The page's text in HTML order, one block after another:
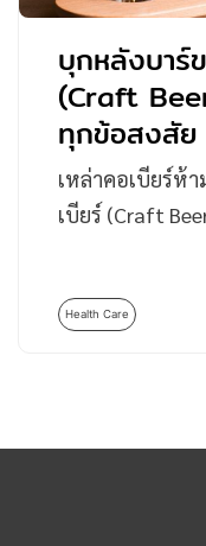
บุกหลังบาร์
(Craft
ทุกข้อสงสัย
เหล่าคอเบียร์ห้า
เบียร์ (Craft
Health Care